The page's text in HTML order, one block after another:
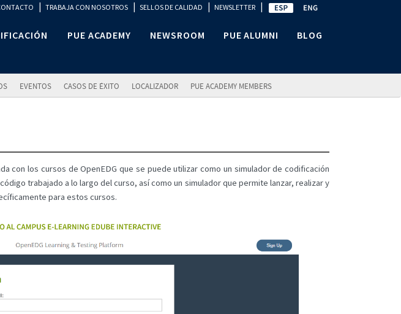
| TRABAJA CON NOSOTROS | SELLOS DE CALIDAD | NEWSLETTER |
PUE ACADEMY NEWSROOM PUE ALUMNI BLOG
EVENTOS CASOS DE ÉXITO LOCALIZADOR PUE ACADEMY MEMBERS
con los cursos de OpenEDG que se puede utilizar como un simulador de codificación
trabajado a lo largo del curso, así como un simulador que permite lanzar, realizar y
para estos cursos.